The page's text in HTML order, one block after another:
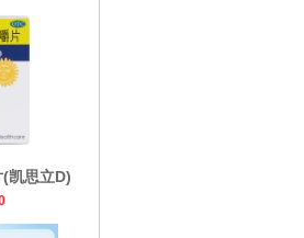
凯思立D)